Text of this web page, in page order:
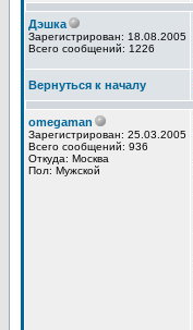
Дэшка
Зарегистрирован: 18.08.2005
Всего сообщений: 1226
Вернуться к началу
omegaman
Зарегистрирован: 25.03.2005
Всего сообщений: 936
Откуда: Москва
Пол: Мужской